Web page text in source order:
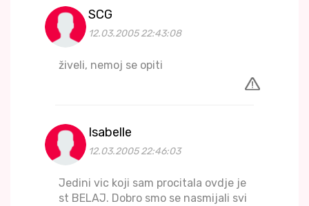
SCG
12.03.2005 22:43:08
živeli, nemoj se opiti
Isabelle
12.03.2005 22:46:03
Jedini vic koji sam procitala ovdje je
st BELAJ. Dobro smo se nasmijali svi